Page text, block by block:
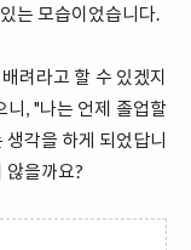
는 모습이었습니다.
려라고 할 수 있겠지
니, "나는 언제 졸업할
각을 하게 되었답니
않을까요?